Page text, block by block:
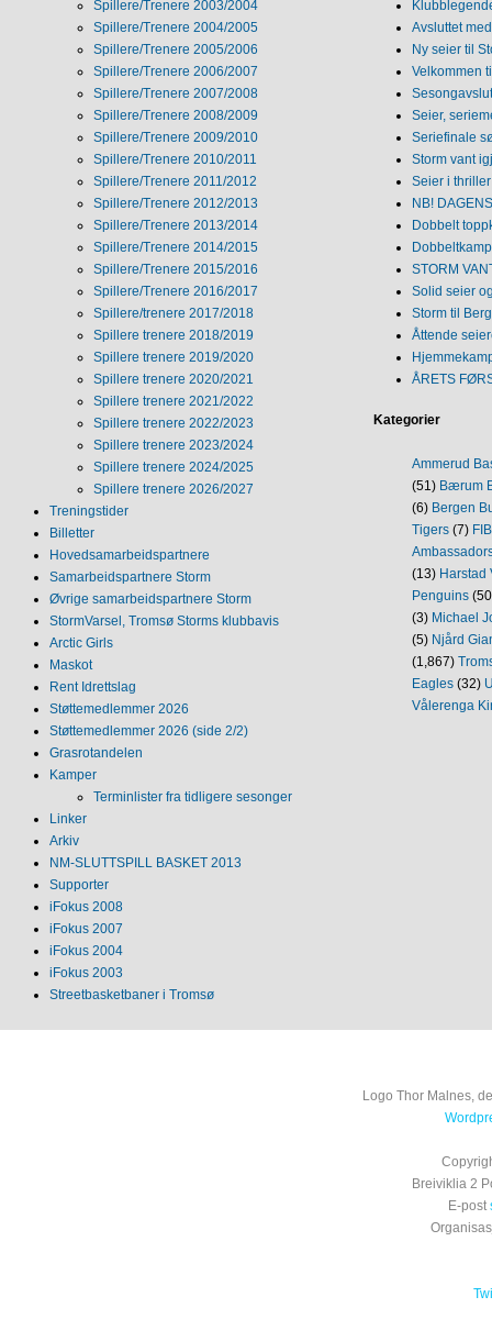
Spillere/Trenere 2003/2004
Spillere/Trenere 2004/2005
Spillere/Trenere 2005/2006
Spillere/Trenere 2006/2007
Spillere/Trenere 2007/2008
Spillere/Trenere 2008/2009
Spillere/Trenere 2009/2010
Spillere/Trenere 2010/2011
Spillere/Trenere 2011/2012
Spillere/Trenere 2012/2013
Spillere/Trenere 2013/2014
Spillere/Trenere 2014/2015
Spillere/Trenere 2015/2016
Spillere/Trenere 2016/2017
Spillere/trenere 2017/2018
Spillere trenere 2018/2019
Spillere trenere 2019/2020
Spillere trenere 2020/2021
Spillere trenere 2021/2022
Spillere trenere 2022/2023
Spillere trenere 2023/2024
Spillere trenere 2024/2025
Spillere trenere 2026/2027
Treningstider
Billetter
Hovedsamarbeidspartnere
Samarbeidspartnere Storm
Øvrige samarbeidspartnere Storm
StormVarsel, Tromsø Storms klubbavis
Arctic Girls
Maskot
Rent Idrettslag
Støttemedlemmer 2026
Støttemedlemmer 2026 (side 2/2)
Grasrotandelen
Kamper
Terminlister fra tidligere sesonger
Linker
Arkiv
NM‐SLUTTSPILL BASKET 2013
Supporter
iFokus 2008
iFokus 2007
iFokus 2004
iFokus 2003
Streetbasketbaner i Tromsø
Avsluttet
Ny seier til
Velkommen
Seier,
Seriefinale
Storm vant
Seier i
NB!
Dobbelt
STORM
Solid seier
Storm til
Åttende
ÅRETS
Kategorier
Ammerud
(51) Bærum
(6) Bergen
Tigers (7)
(13) Harstad
Penguins
(3) Michael
(5) Njård
(1,867)
Eagles (32)
Vålerenga
Logo Thor Malnes,
Breiviklia 2
E-post